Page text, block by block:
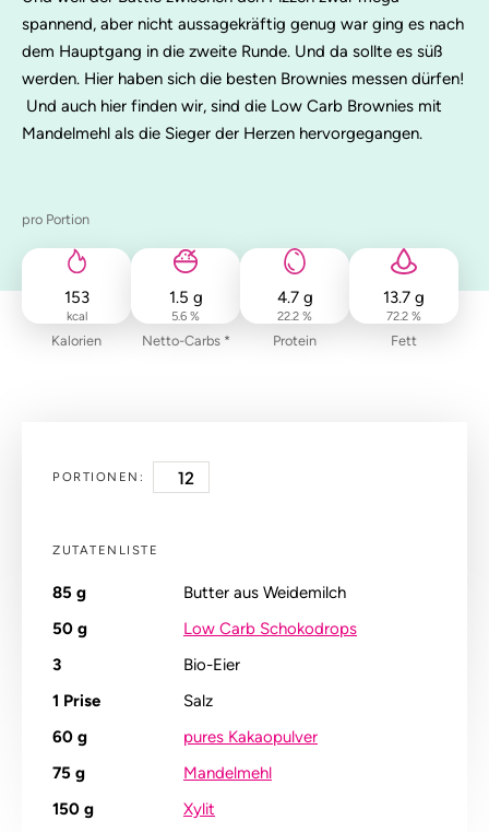
spannend, aber nicht aussagekräftig genug war ging es nach
dem Hauptgang in die zweite Runde. Und da sollte es süß
werden. Hier haben sich die besten Brownies messen dürfen!
Und auch hier finden wir, sind die Low Carb Brownies mit
Mandelmehl als die Sieger der Herzen hervorgegangen.
pro Portion
153
kcal
Kalorien
1.5 g
5.6 %
Netto-Carbs *
4.7 g
22.2 %
Protein
13.7 g
72.2 %
Fett
PORTIONEN:
ZUTATENLISTE
85 g
Butter aus Weidemilch
50 g
Low Carb Schokodrops
3
Bio-Eier
1 Prise
Salz
60 g
pures Kakaopulver
75 g
Mandelmehl
150 g
Xylit